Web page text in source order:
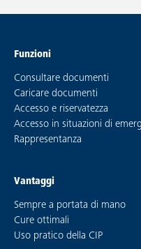
Funzioni
Consultare documenti
Caricare documenti
Accesso e riservatezza
Accesso in situazioni di
Rappresentanza
Vantaggi
Sempre a portata di mano
Cure ottimali
Uso pratico della CIP